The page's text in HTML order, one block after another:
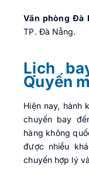
Văn phòng Đà
TP. Đà Nẵng.
Lịch
Quyến
Hiện nay, hành
chuyến bay
hàng không
được nhiều
chuyến hợp lý